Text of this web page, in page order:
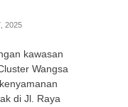
2025
kawasan
Wangsa
di Jl. Raya